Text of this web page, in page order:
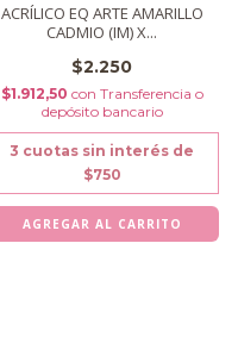
ACRÍLICO EQ ARTE AMARILLO
CADMIO (IM) X...
$2.250
$1.912,50 con Transferencia o
depósito bancario
3 cuotas sin interés de
$750